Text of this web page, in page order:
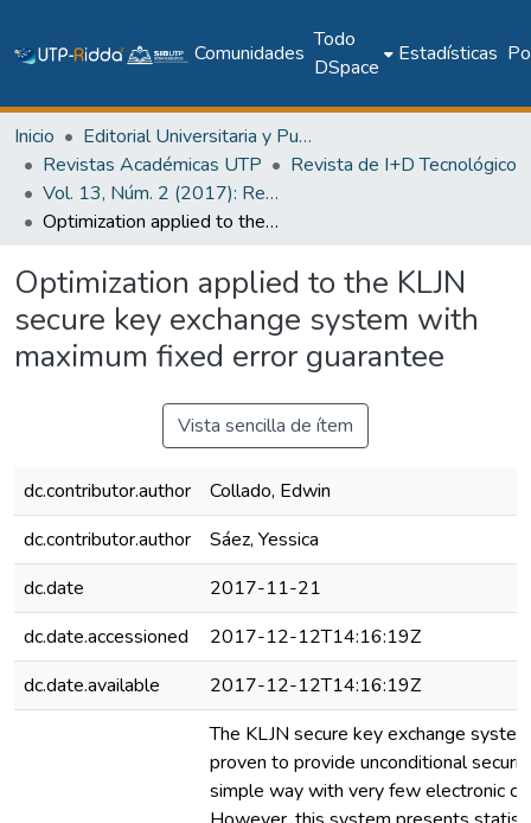
Comunidades
Todo
DSpace
Estadísticas
Inicio
Editorial Universitaria y Publicaciones Seriadas
Revistas Académicas UTP
Revista de I+D Tecnológico
Vol. 13, Núm. 2 (2017): Revista I+D Tecnológico
Optimization applied to the KLJN secure key exchange system with maximum fixed error guarantee
Optimization applied to the KLJN
secure key exchange system with
maximum fixed error guarantee
Vista sencilla de ítem
dc.contributor.author
Collado, Edwin
dc.contributor.author
Sáez, Yessica
dc.date
2017-11-21
dc.date.accessioned
2017-12-12T14:16:19Z
dc.date.available
2017-12-12T14:16:19Z
The KLJN secure key exchange
proven to provide unconditional
simple way with very few electronic